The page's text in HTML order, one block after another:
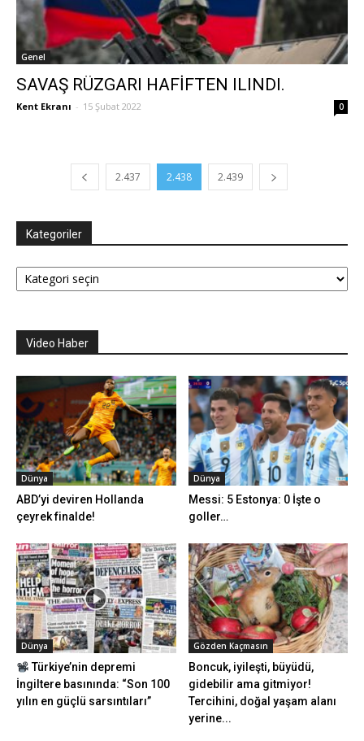
Genel
SAVAŞ RÜZGARI HAFİFTEN ILINDI.
Kent Ekranı - 15 Şubat 2022 0
2.437 2.438 2.439
Kategoriler
Kategoriler
Video Haber
Dünya
ABD’yi deviren Hollanda
çeyrek finalde!
Dünya
Messi: 5 Estonya: 0 İşte o
goller…
Dünya
Türkiye’nin depremi
İngiltere basınında: “Son 100
yılın en güçlü sarsıntıları”
Gözden Kaçmasın
Boncuk, iyileşti, büyüdü,
gidebilir ama gitmiyor!
Tercihini, doğal yaşam alanı
yerine...